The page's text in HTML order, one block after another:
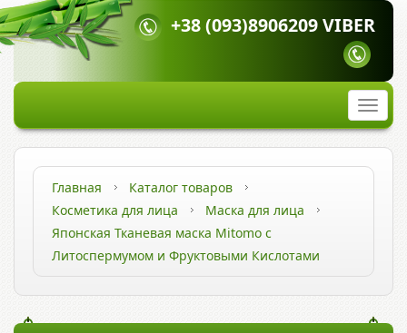
+38 (093)8906209 VIBER
Главная
Каталог товаров
Косметика для лица
Маска для лица
Японская Тканевая маска Mitomo с
Литоспермумом и Фруктовыми Кислотами